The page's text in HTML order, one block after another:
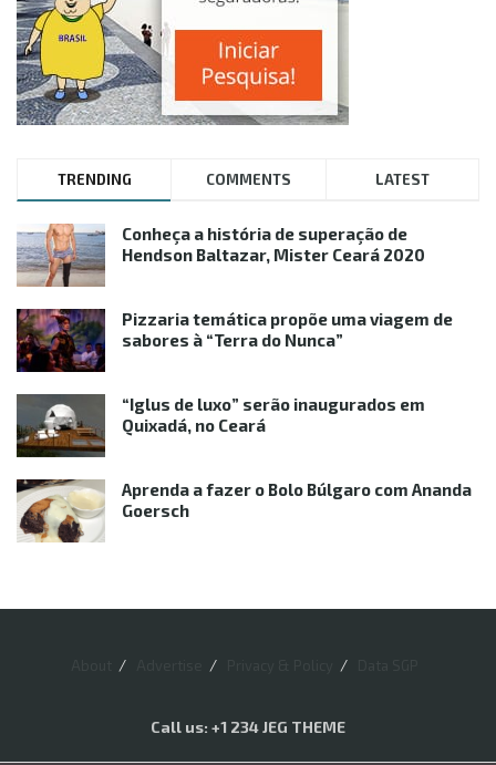
TRENDING COMMENTS LATEST
Conheça a história de superação de
Hendson Baltazar, Mister Ceará 2020
Pizzaria temática propõe uma viagem de
sabores à “Terra do Nunca”
“Iglus de luxo” serão inaugurados em
Quixadá, no Ceará
Aprenda a fazer o Bolo Búlgaro com Ananda
Goersch
Call us: +1 234 JEG THEME